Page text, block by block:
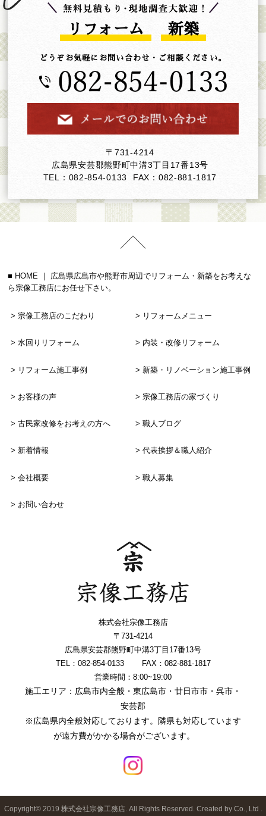
リフォーム 新築
どうぞお気軽にお問い合わせ・ご相談ください。
〒731-4214
広島県安芸郡熊野町中溝3丁目17番13号
TEL：082-854-0133
FAX：082-881-1817
HOME ｜ 広島県広島市や熊野市周辺でリフォーム・新築をお考えな
ら宗像工務店にお任せ下さい。
宗像工務店のこだわり リフォームメニュー
水回りリフォーム 内装・改修リフォーム
リフォーム施工事例 新築・リノベーション施工事例
お客様の声 宗像工務店の家づくり
古民家改修をお考えの方へ 職人ブログ
新着情報 代表挨拶＆職人紹介
会社概要 職人募集
お問い合わせ
株式会社宗像工務店
〒731-4214
広島県安芸郡熊野町中溝3丁目17番13号
TEL：082-854-0133
FAX：082-881-1817
営業時間：8:00~19:00
施工エリア：広島市内全般・東広島市・廿日市市・呉市・
安芸郡
※広島県内全般対応しております。隣県も対応しています
が遠方費がかかる場合がございます。
Copyright© 2019 株式会社宗像工務店. All Rights Reserved. Created by Co., Ltd .